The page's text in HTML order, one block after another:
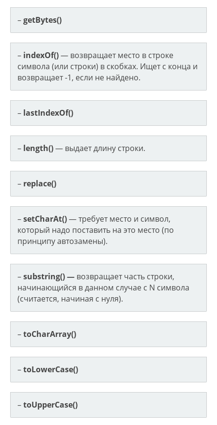
–getBytes()
– indexOf()— возвращает место в строке
символа (или строки) в скобках. Ищет с конца и
возвращает -1, если не найдено.
– lastIndexOf()
– length()— выдает длину строки.
– replace()
–setCharAt()— требует место и символ,
который надо поставить на это место (по
принципу автозамены).
–substring() — возвращает часть строки,
начинающийся в данном случае с N символа
(считается, начиная с нуля).
–toCharArray()
–toLowerCase()
–toUpperCase()